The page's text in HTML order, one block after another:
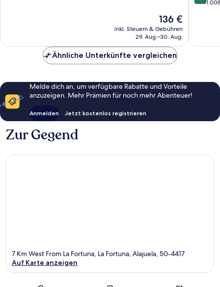
Der
Preis
beträgt
136 €
inkl. Steuern & Gebühren
29. Aug.–30. Aug.
Fortuna
von
Ähnliche Unterkünfte vergleichen
Melde dich an, um verfügbare Rabatte und Vorteile
anzuzeigen. Mehr Prämien für noch mehr Abenteuer!
Anmelden Jetzt kostenlos registrieren
Zur Gegend
7 Km West From La Fortuna, La Fortuna, Alajuela, 50-4417
Auf Karte anzeigen